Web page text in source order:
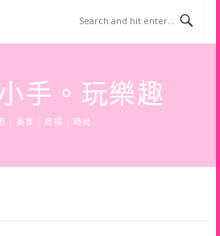
手。玩樂趣
| 美食 | 商攝 | 時尚